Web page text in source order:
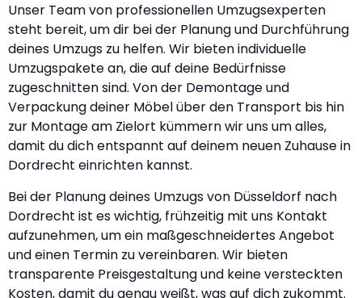
Unser Team von professionellen Umzugsexperten
steht bereit, um dir bei der Planung und Durchführung
deines Umzugs zu helfen. Wir bieten individuelle
Umzugspakete an, die auf deine Bedürfnisse
zugeschnitten sind. Von der Demontage und
Verpackung deiner Möbel über den Transport bis hin
zur Montage am Zielort kümmern wir uns um alles,
damit du dich entspannt auf deinem neuen Zuhause in
Dordrecht einrichten kannst.
Bei der Planung deines Umzugs von Düsseldorf nach
Dordrecht ist es wichtig, frühzeitig mit uns Kontakt
aufzunehmen, um ein maßgeschneidertes Angebot
und einen Termin zu vereinbaren. Wir bieten
transparente Preisgestaltung und keine versteckten
Kosten, damit du genau weißt, was auf dich zukommt.